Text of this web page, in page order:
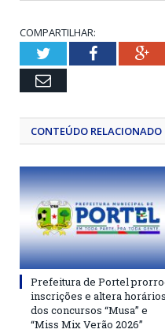
COMPARTILHAR:
TwitterFacebook
Email
CONTEÚDO RELACIONADO
Prefeitura de Portel
inscrições e altera horários
dos concursos “Musa” e
“Miss Mix Verão 2026”